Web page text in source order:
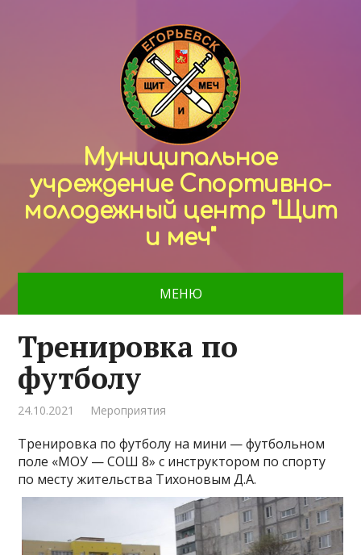
Муниципальное
учреждение Спортивно-
молодежный центр "Щит
и меч"
МЕНЮ
Тренировка по
футболу
24.10.2021 Мероприятия
Тренировка по футболу на мини — футбольном
поле «МОУ — СОШ 8» с инструктором по спорту
по месту жительства Тихоновым Д.А.